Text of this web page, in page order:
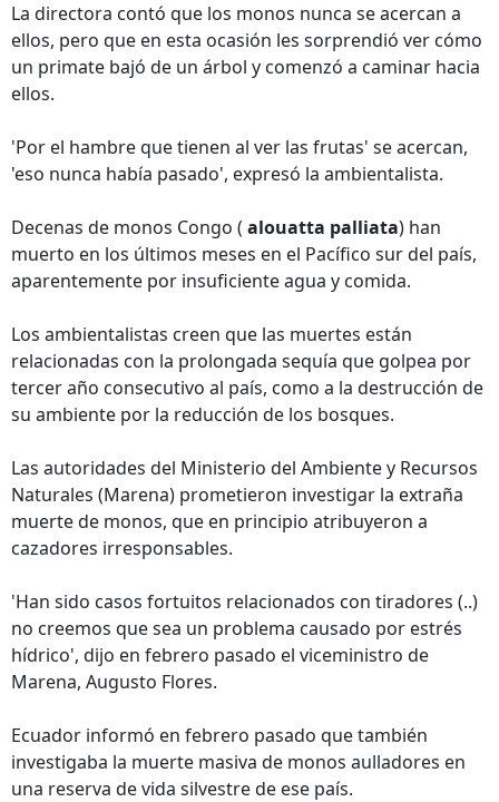
La directora contó que los monos nunca se acercan a
ellos, pero que en esta ocasión les sorprendió ver cómo
un primate bajó de un árbol y comenzó a caminar hacia
ellos.
'Por el hambre que tienen al ver las frutas' se acercan,
'eso nunca había pasado', expresó la ambientalista.
Decenas de monos Congo ( alouatta palliata) han
muerto en los últimos meses en el Pacífico sur del país,
aparentemente por insuficiente agua y comida.
Los ambientalistas creen que las muertes están
relacionadas con la prolongada sequía que golpea por
tercer año consecutivo al país, como a la destrucción de
su ambiente por la reducción de los bosques.
Las autoridades del Ministerio del Ambiente y Recursos
Naturales (Marena) prometieron investigar la extraña
muerte de monos, que en principio atribuyeron a
cazadores irresponsables.
'Han sido casos fortuitos relacionados con tiradores (..)
no creemos que sea un problema causado por estrés
hídrico', dijo en febrero pasado el viceministro de
Marena, Augusto Flores.
Ecuador informó en febrero pasado que también
investigaba la muerte masiva de monos aulladores en
una reserva de vida silvestre de ese país.